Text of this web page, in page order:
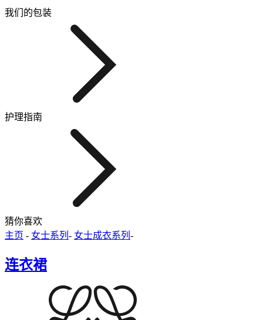
我们的包装
护理指南
猜你喜欢
主页 - 女士系列 - 女士成衣系列 -
连衣裙